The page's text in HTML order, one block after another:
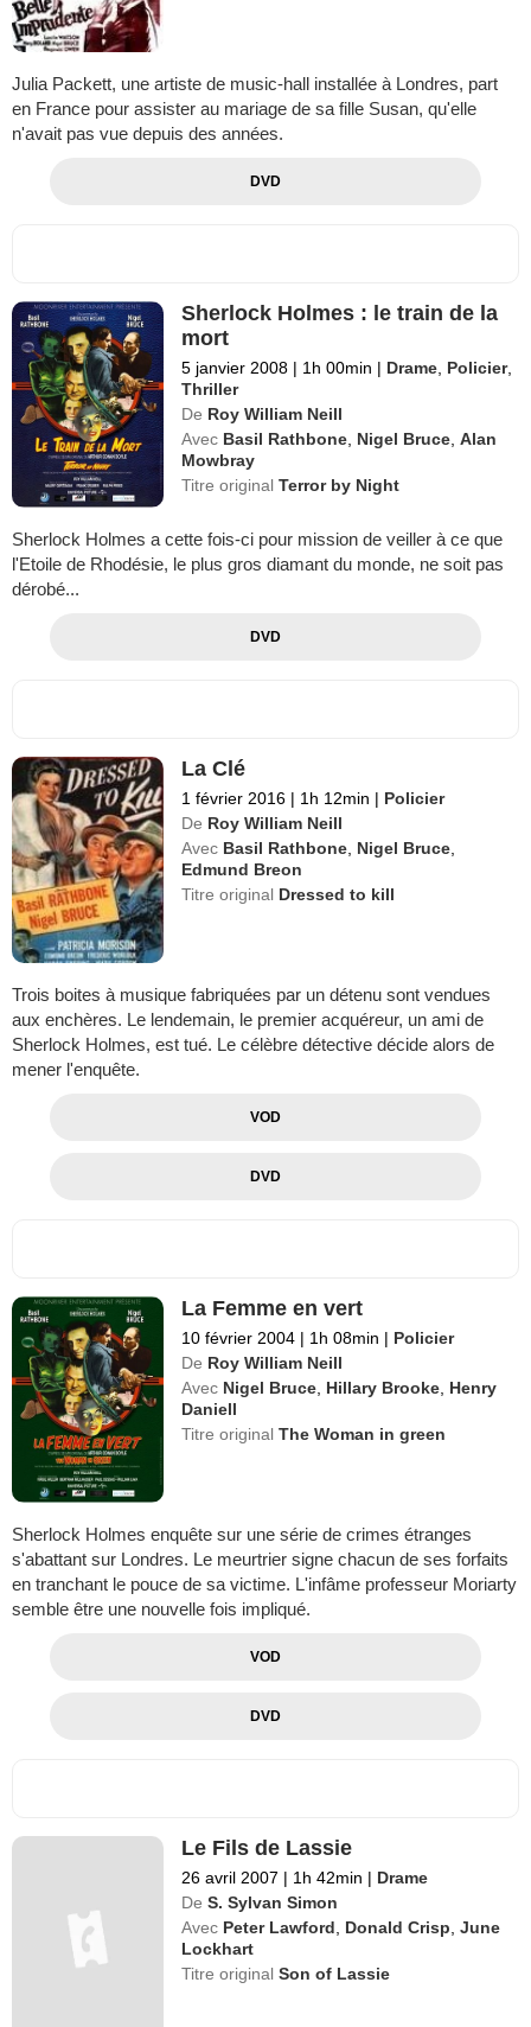
Julia Packett, une artiste de music-hall installée à Londres, part
en France pour assister au mariage de sa fille Susan, qu'elle
n'avait pas vue depuis des années.
DVD
Sherlock Holmes : le train de la
mort
5 janvier 2008 | 1h 00min | Drame Policier,
Thriller
De Roy William Neill
Avec Basil Rathbone Nigel Bruce ,Alan
Mowbray
Titre originalTerror by Night
Sherlock Holmes a cette fois-ci pour mission de veiller à ce que
l'Etoile de Rhodésie, le plus gros diamant du monde, ne soit pas
dérobé...
DVD
La Clé
1 février 2016 | 1h 12min | Policier
De Roy William Neill
Avec Basil Rathbone Nigel Bruce
Edmund Breon
Titre original Dressed to kill
Trois boites à musique fabriquées par un détenu sont vendues
aux enchères. Le lendemain, le premier acquéreur, un ami de
Sherlock Holmes, est tué. Le célèbre détective décide alors de
mener l'enquête.
VOD
DVD
La Femme en vert
10 février 2004 | 1h 08min | Policier
De Roy William Neill
Avec Nigel Bruce Hillary Brooke Henry
Daniell
Titre originalThe Woman in green
Sherlock Holmes enquête sur une série de crimes étranges
s'abattant sur Londres. Le meurtrier signe chacun de ses forfaits
en tranchant le pouce de sa victime. L'infâme professeur Moriarty
semble être une nouvelle fois impliqué.
VOD
DVD
Le Fils de Lassie
26 avril 2007 | 1h 42min | Drame
De S. Sylvan Simon
Avec Peter Lawford Donald Crisp ,June
Lockhart
Titre originalSon of Lassie